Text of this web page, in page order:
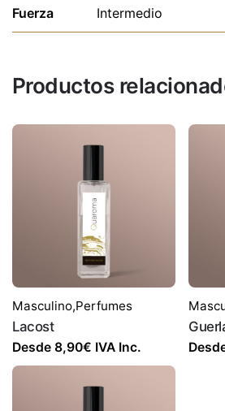
Fuerza Intermedio
Productos
Masculino,Perfumes
Lacost
Desde 8,90€ IVA Inc.